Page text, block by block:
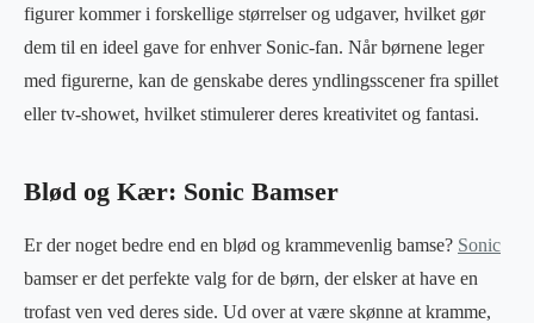
figurer kommer i forskellige størrelser og udgaver, hvilket gør
dem til en ideel gave for enhver Sonic-fan. Når børnene leger
med figurerne, kan de genskabe deres yndlingsscener fra spillet
eller tv-showet, hvilket stimulerer deres kreativitet og fantasi.
Blød og Kær: Sonic Bamser
Er der noget bedre end en blød og krammevenlig bamse? Sonic
bamser er det perfekte valg for de børn, der elsker at have en
trofast ven ved deres side. Ud over at være skønne at kramme,